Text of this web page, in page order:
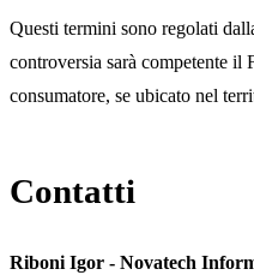
Questi termini sono regolati
controversia sarà competente
consumatore, se ubicato nel
Contatti
Riboni Igor - Novatech